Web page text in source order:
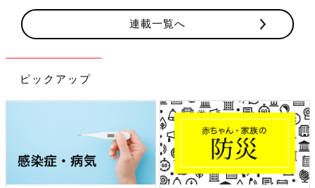
連載一覧へ
ピックアップ